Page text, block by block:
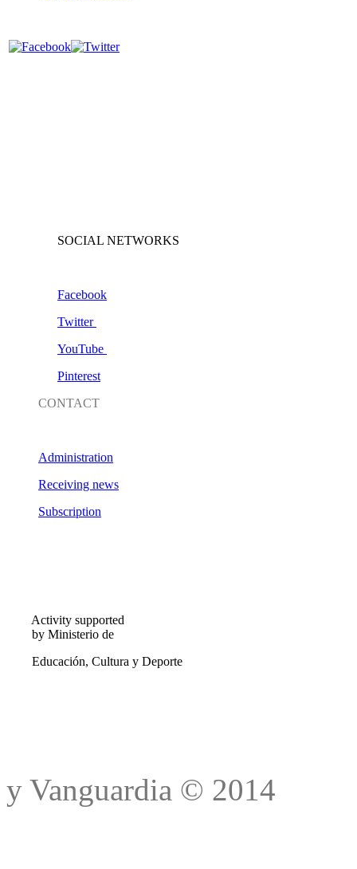
SOCIAL NETWORKS
Facebook
Twitter
YouTube
Pinterest
CONTACT
Administration
Receiving news
Subscription
Activity supported
by Ministerio de
Educación, Cultura y Deporte
y Vanguardia © 2014